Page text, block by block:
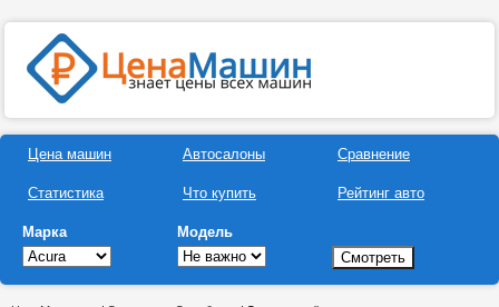
Цена машин
Статистика
Автосалоны
Что купить
Сравнение
Рейтинг авто
Марка Модель